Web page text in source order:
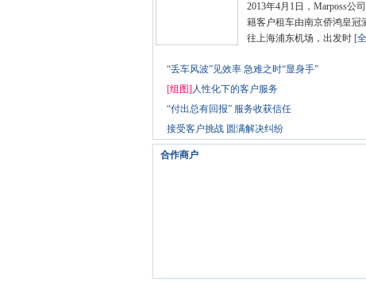
2013年4月1日，Marposs公
籍客户租车由南京侨鸿皇冠
往上海浦东机场，出发时 [
“丢车风波”见效率 急难之时“显身手”
[组图] 人性化下的客户服务
“付出总有回报” 服务收获信任
接受客户挑战 圆满解决纠纷
合作商户